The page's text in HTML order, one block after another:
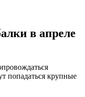
в апреле
попадаться крупные